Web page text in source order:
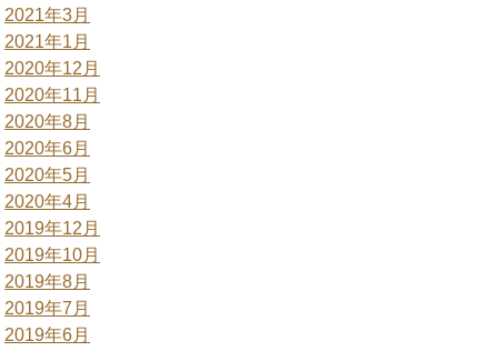
2021年3月
2021年1月
2020年12月
2020年11月
2020年8月
2020年6月
2020年5月
2020年4月
2019年12月
2019年10月
2019年8月
2019年7月
2019年6月